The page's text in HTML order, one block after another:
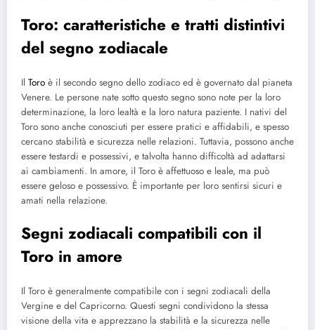
Toro: caratteristiche e tratti distintivi
del segno zodiacale
Il Toro è il secondo segno dello zodiaco ed è governato dal pianeta
Venere. Le persone nate sotto questo segno sono note per la loro
determinazione, la loro lealtà e la loro natura paziente. I nativi del
Toro sono anche conosciuti per essere pratici e affidabili, e spesso
cercano stabilità e sicurezza nelle relazioni. Tuttavia, possono anche
essere testardi e possessivi, e talvolta hanno difficoltà ad adattarsi
ai cambiamenti. In amore, il Toro è affettuoso e leale, ma può
essere geloso e possessivo. È importante per loro sentirsi sicuri e
amati nella relazione.
Segni zodiacali compatibili con il
Toro in amore
Il Toro è generalmente compatibile con i segni zodiacali della
Vergine e del Capricorno. Questi segni condividono la stessa
visione della vita e apprezzano la stabilità e la sicurezza nelle